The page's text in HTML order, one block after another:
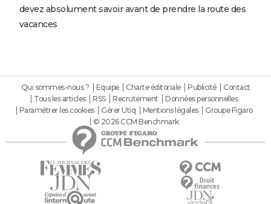
devez absolument savoir avant de prendre la route des
vacances
Qui sommes-nous ? Equipe Charte éditoriale Publicité
Contact
Tous les articles
RSS Recrutement
Données personnelles
Paramétrer les cookies
Gérer Utiq Mentions légales
Groupe Figaro
© 2026 CCM Benchmark